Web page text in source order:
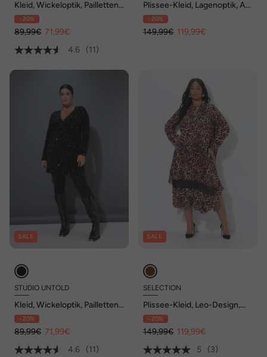
Kleid, Wickeloptik, Pailletten,
V-Ausschnitt
- 20%
89,99€ 71,99€
4.6
(11)
Plissee-Kleid, Lagenoptik, A-
Linie, V-Ausschnitt, Langarm
- 20%
149,99€ 119,99€
SALE
STUDIO UNTOLD
Kleid, Wickeloptik, Pailletten,
V-Ausschnitt
- 20%
89,99€ 71,99€
4.6
(11)
SALE
SELECTION
Plissee-Kleid, Leo-Design,
Tunika-Ausschnitt, Langarm
- 20%
149,99€ 119,99€
5
(3)